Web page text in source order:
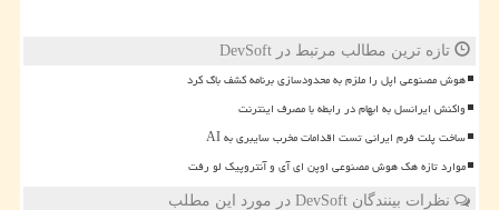
تازه ترین مطالب مرتبط در DevSoft
هوش مصنوعی اپل را ملزم به محدودسازی برنامه کشف باگ کرد
واکنش ایرانسل به ابهام در رابطه با مصرف اینترنت
ساخت پلت فرم ایرانی تست اقدامات مخرب سایبری به AI
موارد تازه هک هوش مصنوعی اوپن ای آی و آنتروپیک لو رفت
نظرات بینندگان DevSoft در مورد این مطلب